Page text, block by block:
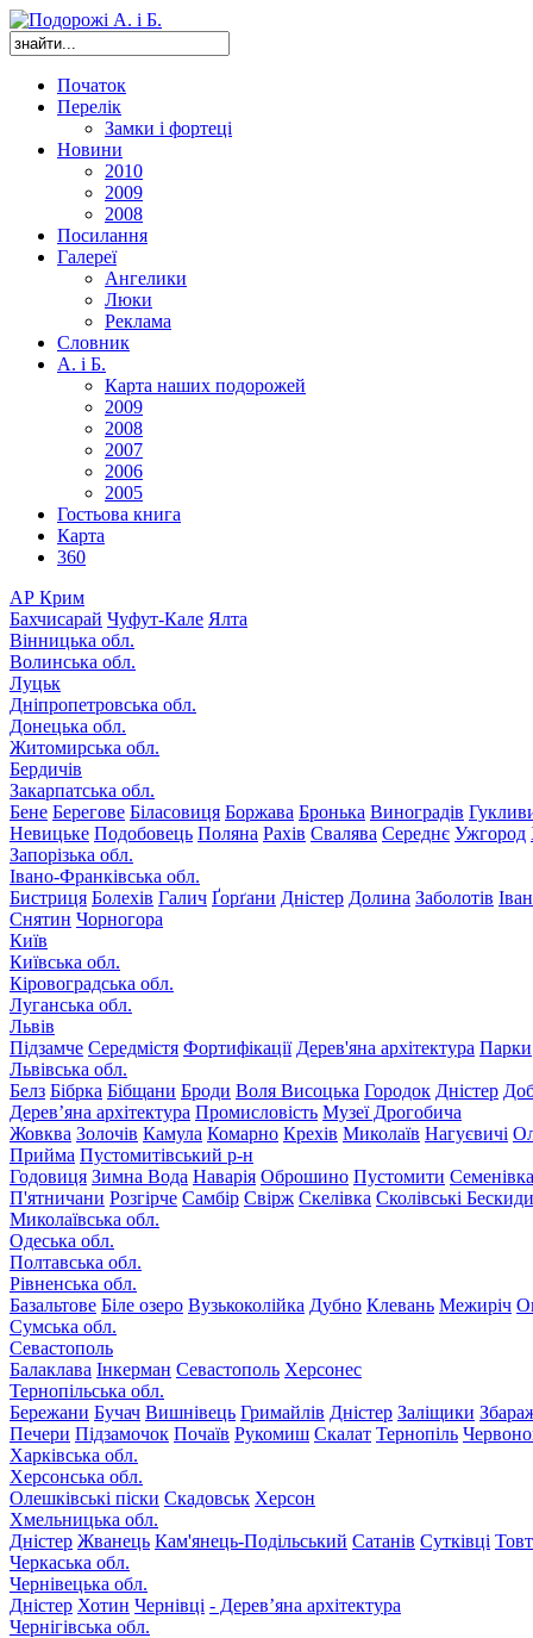
Початок
Перелік
Замки і фортеці
Новини
2010
2009
2008
Посилання
Галереї
Ангелики
Люки
Реклама
Словник
А. і Б.
Карта наших подорожей
2009
2008
2007
2006
2005
Гостьова книга
Карта
360
АР Крим
Бахчисарай Чуфут-Кале Ялта
Вінницька обл.
Волинська обл.
Луцьк
Дніпропетровська обл.
Донецька обл.
Житомирська обл.
Бердичів
Закарпатська обл.
Бене Берегове Біласовиця Боржава Бронька Виноградів
Невицьке Подобовець Поляна Рахів Свалява Середнє Ужгород
Запорізька обл.
Івано-Франківська обл.
Бистриця Болехів Галич Ґорґани Дністер Долина Заболотів
Снятин Чорногора
Київ
Київська обл.
Кіровоградська обл.
Луганська обл.
Львів
Підзамче Середмістя Фортифікації Дерев'яна архітектура Парки
Львівська обл.
Белз Бібрка Бібщани Броди Воля Висоцька Городок Дністер
Дерев’яна архітектура Промисловість Музеї Дрогобича
Жовква Золочів Камула Комарно Крехів Миколаїв Нагуєвичі
Прийма Пустомитівський р-н
Годовиця Зимна Вода Наварія Оброшино Пустомити Семенівка
П'ятничани Розгірче Самбір Свірж Скелівка Сколівські Бескиди
Миколаївська обл.
Одеська обл.
Полтавська обл.
Рівненська обл.
Базальтове Біле озеро Вузькоколійка Дубно Клевань Межиріч
Сумська обл.
Севастополь
Балаклава Інкерман Севастополь Херсонес
Тернопільська обл.
Бережани Бучач Вишнівець Гримайлів Дністер Заліщики
Печери Підзамочок Почаїв Рукомиш Скалат Тернопіль
Харківська обл.
Херсонська обл.
Олешківські піски Скадовськ Херсон
Хмельницька обл.
Дністер Жванець Кам'янець-Подільський Сатанів Сутківці
Черкаська обл.
Чернівецька обл.
Дністер Хотин Чернівці - Дерев’яна архітектура
Чернігівська обл.